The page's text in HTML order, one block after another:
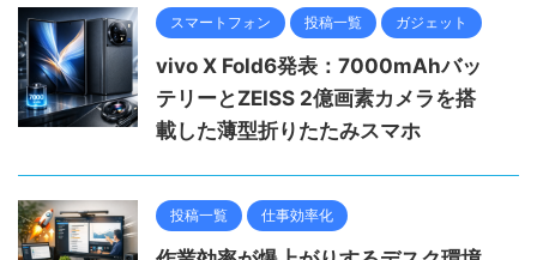
スマートフォン 投稿一覧 ガジェット
vivo X Fold6発表：7000mAhバッ
テリーとZEISS 2億画素カメラを搭
載した薄型折りたたみスマホ
投稿一覧 仕事効率化